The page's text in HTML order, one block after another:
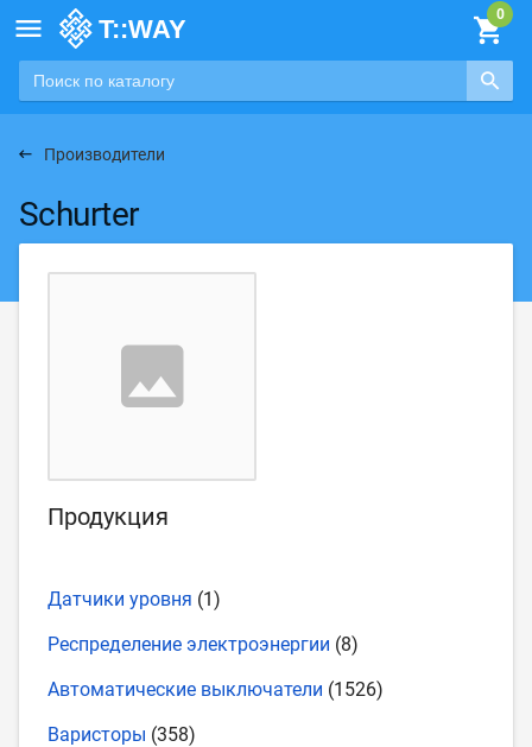

Производители
Schurter
Продукция
Датчики уровня (1)
Респределение электроэнергии (8)
Автоматические выключатели (1526)
Варисторы (358)